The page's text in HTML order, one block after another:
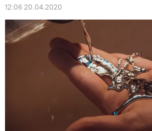
12:06 20.04.2020